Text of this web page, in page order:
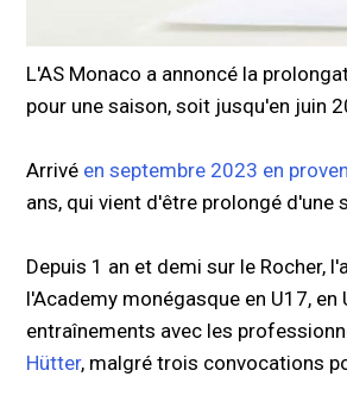
L'AS Monaco a annoncé la
pour une saison, soit jusqu'en juin
Arrivé en septembre 2023 en
ans, qui vient d'être prolongé d'une
Depuis 1 an et demi sur le Rocher,
l'Academy monégasque en U17, en
entraînements avec les
Hütter, malgré trois convocations